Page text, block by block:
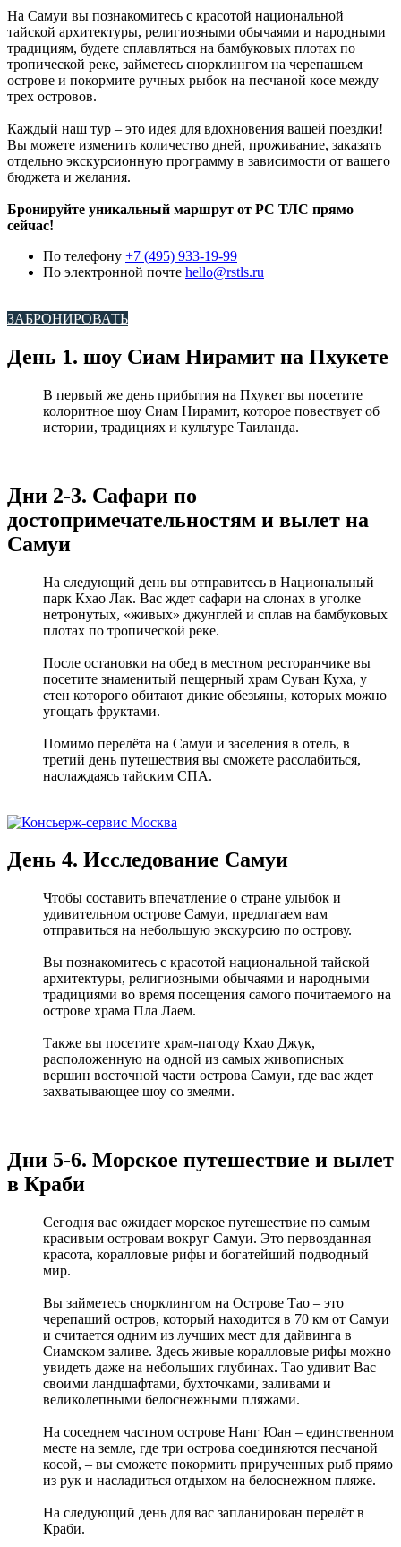
На Самуи вы познакомитесь с красотой национальной
тайской архитектуры, религиозными обычаями и народными
традициям, будете сплавляться на бамбуковых плотах по
тропической реке, займетесь снорклингом на черепашьем
острове и покормите ручных рыбок на песчаной косе между
трех островов.
Каждый наш тур – это идея для вдохновения вашей поездки!
Вы можете изменить количество дней, проживание, заказать
отдельно экскурсионную программу в зависимости от вашего
бюджета и желания.
Бронируйте уникальный маршрут от РС ТЛС прямо
сейчас!
По телефону +7 (495) 933-19-99
По электронной почте hello@rstls.ru
ЗАБРОНИРОВАТЬ
День 1. шоу Сиам Нирамит на Пхукете
В первый же день прибытия на Пхукет вы посетите
колоритное шоу Сиам Нирамит, которое повествует об
истории, традициях и культуре Таиланда.
Дни 2-3. Сафари по
достопримечательностям и вылет на
Самуи
На следующий день вы отправитесь в Национальный
парк Кхао Лак. Вас ждет сафари на слонах в уголке
нетронутых, «живых» джунглей и сплав на бамбуковых
плотах по тропической реке.
После остановки на обед в местном ресторанчике вы
посетите знаменитый пещерный храм Суван Куха, у
стен которого обитают дикие обезьяны, которых можно
угощать фруктами.
Помимо перелёта на Самуи и заселения в отель, в
третий день путешествия вы сможете расслабиться,
наслаждаясь тайским СПА.
День 4. Исследование Самуи
Чтобы составить впечатление о стране улыбок и
удивительном острове Самуи, предлагаем вам
отправиться на небольшую экскурсию по острову.
Вы познакомитесь с красотой национальной тайской
архитектуры, религиозными обычаями и народными
традициями во время посещения самого почитаемого на
острове храма Пла Лаем.
Также вы посетите храм-пагоду Кхао Джук,
расположенную на одной из самых живописных
вершин восточной части острова Самуи, где вас ждет
захватывающее шоу со змеями.
Дни 5-6. Морское путешествие и вылет
в Краби
Сегодня вас ожидает морское путешествие по самым
красивым островам вокруг Самуи. Это первозданная
красота, коралловые рифы и богатейший подводный
мир.
Вы займетесь снорклингом на Острове Тао – это
черепаший остров, который находится в 70 км от Самуи
и считается одним из лучших мест для дайвинга в
Сиамском заливе. Здесь живые коралловые рифы можно
увидеть даже на небольших глубинах. Тао удивит Вас
своими ландшафтами, бухточками, заливами и
великолепными белоснежными пляжами.
На соседнем частном острове Нанг Юан – единственном
месте на земле, где три острова соединяются песчаной
косой, – вы сможете покормить прирученных рыб прямо
из рук и насладиться отдыхом на белоснежном пляже.
На следующий день для вас запланирован перелёт в
Краби.